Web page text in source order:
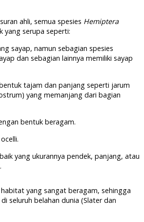
ahli, semua spesies Hemiptera
yang serupa seperti:
sayap, namun sebagian spesies
dan sebagian lainnya memiliki sayap
tajam dan panjang seperti jarum
yang memanjang dari bagian
bentuk beragam.
yang ukurannya pendek, panjang, atau
yang sangat beragam, sehingga
seluruh belahan dunia (Slater dan